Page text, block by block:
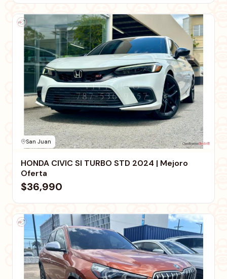
San Juan
HONDA CIVIC SI TURBO STD 2024 | Mejoro
Oferta
$36,990